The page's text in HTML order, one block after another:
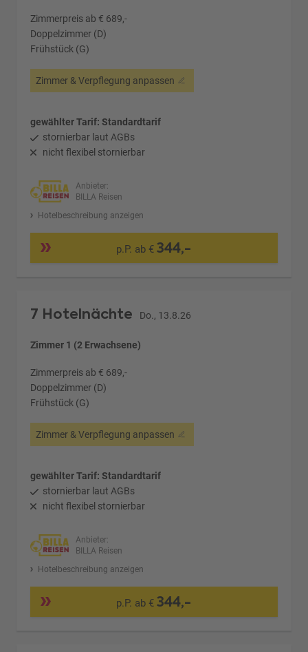
Zimmerpreis ab € 689,-
Doppelzimmer (D)
Frühstück (G)
Zimmer & Verpflegung anpassen
gewählter Tarif: Standardtarif
stornierbar laut AGBs
nicht flexibel stornierbar
Anbieter:
BILLA Reisen
Hotelbeschreibung anzeigen
p.P. ab €344,-
7 Hotelnächte Do., 13.8.26
Zimmer 1 (2 Erwachsene)
Zimmerpreis ab € 689,-
Doppelzimmer (D)
Frühstück (G)
Zimmer & Verpflegung anpassen
gewählter Tarif: Standardtarif
stornierbar laut AGBs
nicht flexibel stornierbar
Anbieter:
BILLA Reisen
Hotelbeschreibung anzeigen
p.P. ab €344,-